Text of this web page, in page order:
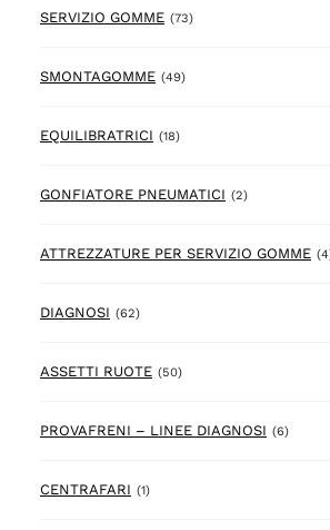
SERVIZIO GOMME (73)73 prodotto
SMONTAGOMME (49)49 prodotto
EQUILIBRATRICI (18)18 prodotto
GONFIATORE PNEUMATICI (2)2 prodotto
ATTREZZATURE PER SERVIZIO GOMME
DIAGNOSI (62)62 prodotto
ASSETTI RUOTE (50)50 prodotto
PROVAFRENI – LINEE DIAGNOSI (6)6
CENTRAFARI (1)1 prodotto